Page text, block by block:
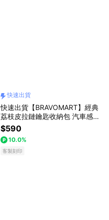
快速出貨
快速出貨【BRAVOMART】經典
荔枝皮拉鏈鑰匙收納包 汽車感應
扣收納 零錢包 客製化刻字 生日
禮物 送禮推薦 男生禮物 現貨 巨
蟹座 禮物獨家 新品上市 送給男
生 真皮皮夾 獅子座
$590
10.0%
客製刻印